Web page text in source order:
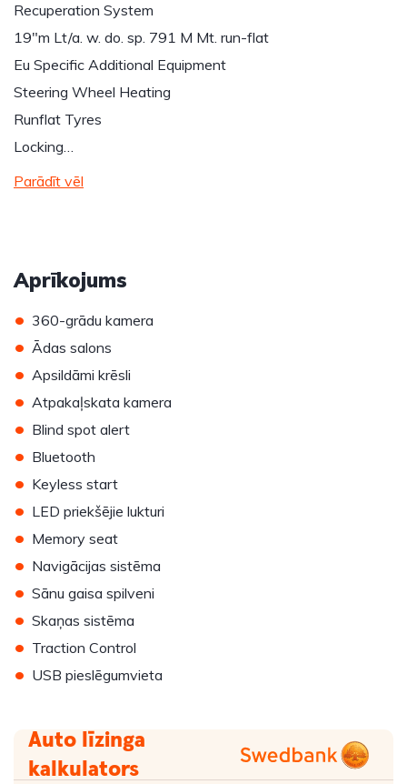
Recuperation System
19"m Lt/a. w. do. sp. 791 M Mt. run-flat
Eu Specific Additional Equipment
Steering Wheel Heating
Runflat Tyres
Locking…
Parādīt vēl
Aprīkojums
• 360-grādu kamera
• Ādas salons
• Apsildāmi krēsli
• Atpakaļskata kamera
• Blind spot alert
• Bluetooth
• Keyless start
• LED priekšējie lukturi
• Memory seat
• Navigācijas sistēma
• Sānu gaisa spilveni
• Skaņas sistēma
• Traction Control
• USB pieslēgumvieta